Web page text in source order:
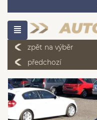
zpět na výběr
předchozí